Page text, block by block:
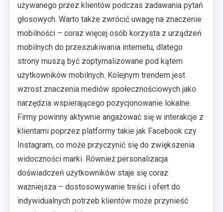
używanego przez klientów podczas zadawania pytań
głosowych. Warto także zwrócić uwagę na znaczenie
mobilności – coraz więcej osób korzysta z urządzeń
mobilnych do przeszukiwania internetu, dlatego
strony muszą być zoptymalizowane pod kątem
użytkowników mobilnych. Kolejnym trendem jest
wzrost znaczenia mediów społecznościowych jako
narzędzia wspierającego pozycjonowanie lokalne.
Firmy powinny aktywnie angażować się w interakcje z
klientami poprzez platformy takie jak Facebook czy
Instagram, co może przyczynić się do zwiększenia
widoczności marki. Również personalizacja
doświadczeń użytkowników staje się coraz
ważniejsza – dostosowywanie treści i ofert do
indywidualnych potrzeb klientów może przynieść